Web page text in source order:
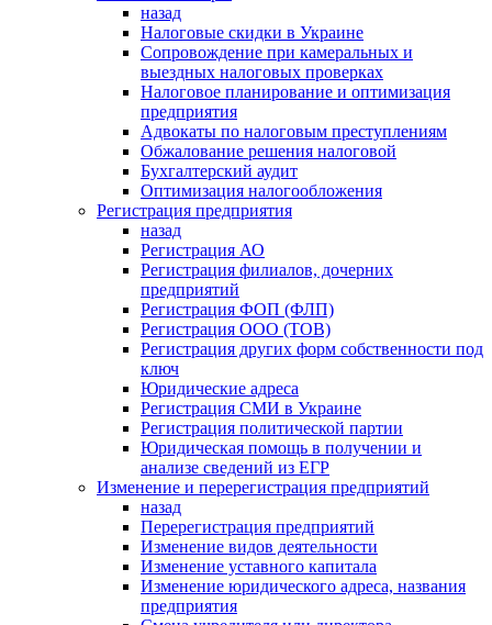
назад
Налоговые скидки в Украине
Сопровождение при камеральных и
выездных налоговых проверках
Налоговое планирование и оптимизация
предприятия
Адвокаты по налоговым преступлениям
Обжалование решения налоговой
Бухгалтерский аудит
Оптимизация налогообложения
Регистрация предприятия
назад
Регистрация АО
Регистрация филиалов, дочерних
предприятий
Регистрация ФОП (ФЛП)
Регистрация ООО (ТОВ)
Регистрация других форм собственности под
ключ
Юридические адреса
Регистрация СМИ в Украине
Регистрация политической партии
Юридическая помощь в получении и
анализе сведений из ЕГР
Изменение и перерегистрация предприятий
назад
Перерегистрация предприятий
Изменение видов деятельности
Изменение уставного капитала
Изменение юридического адреса, названия
предприятия